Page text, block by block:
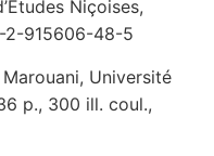
Niçoises,
2-915606-48-5
Université
p., 300 ill. coul.,